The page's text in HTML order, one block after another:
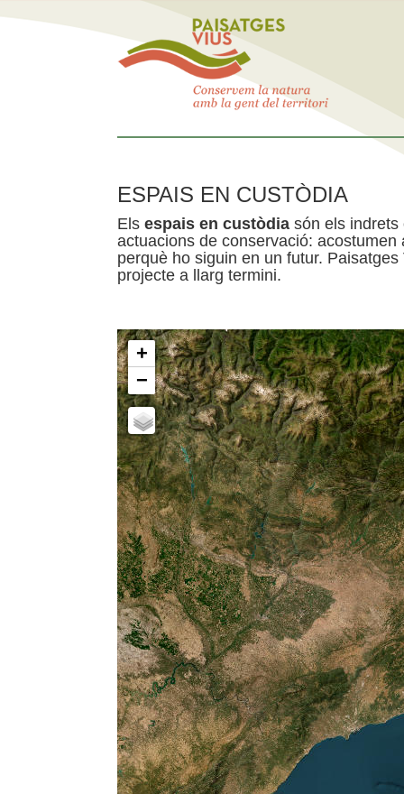
ESPAIS EN CUSTÒDIA
Els espais en custòdia són els indrets
actuacions de conservació:
perquè ho siguin en un futur.
projecte a llarg termini.
+
−